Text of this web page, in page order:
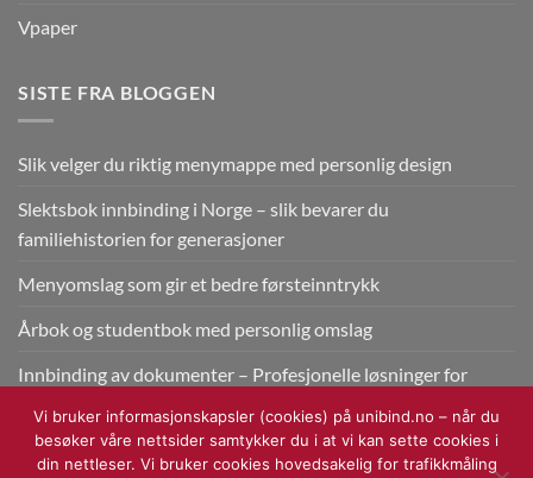
Vpaper
SISTE FRA BLOGGEN
Slik velger du riktig menymappe med personlig design
Slektsbok innbinding i Norge – slik bevarer du
familiehistorien for generasjoner
Menyomslag som gir et bedre førsteinntrykk
Årbok og studentbok med personlig omslag
Innbinding av dokumenter – Profesjonelle løsninger for
Vi bruker informasjonskapsler (cookies) på unibind.no – når du
besøker våre nettsider samtykker du i at vi kan sette cookies i
din nettleser. Vi bruker cookies hovedsakelig for trafikkmåling